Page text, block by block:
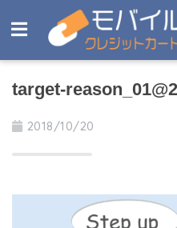
target-
2018/10/20